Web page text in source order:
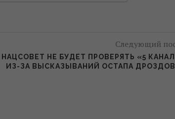
Следующий
НАЦСОВЕТ НЕ БУДЕТ ПРОВЕРЯТЬ «5
ИЗ-ЗА ВЫСКАЗЫВАНИЙ ОСТАПА